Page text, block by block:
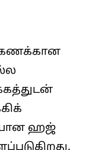
கணக்கான
ஹஜ்